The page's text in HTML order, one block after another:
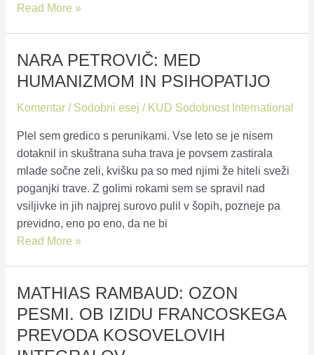
Urban
sladko-
kisli
prihodnosti
Read More »
NARA PETROVIČ: MED
HUMANIZMOM IN PSIHOPATIJO
Komentar / Sodobni esej / KUD Sodobnost International
Plel sem gredico s perunikami. Vse leto se je nisem
dotaknil in skuštrana suha trava je povsem zastirala
mlade sočne zeli, kvišku pa so med njimi že hiteli sveži
poganjki trave. Z golimi rokami sem se spravil nad
vsiljivke in jih najprej surovo pulil v šopih, pozneje pa
previdno, eno po eno, da ne bi
Nara
humanizmom
in
psihopatijo
Read More »
MATHIAS RAMBAUD: OZON
PESMI. OB IZIDU FRANCOSKEGA
PREVODA KOSOVELOVIH